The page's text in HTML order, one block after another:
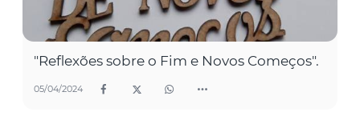
"Reflexões sobre o Fim e Novos Começos".
05/04/2024